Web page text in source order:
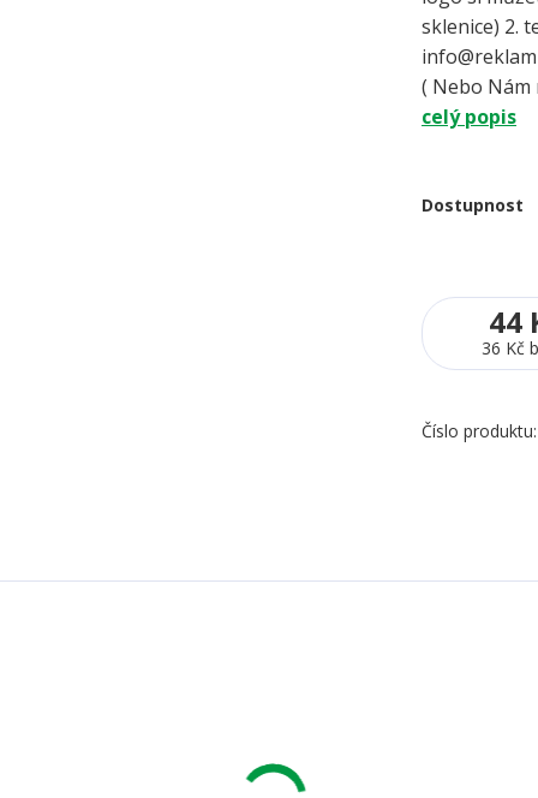
sklenice) 2.
( Nebo Nám
celý popis
Dostupnost
44
36 Kč
Číslo produktu: